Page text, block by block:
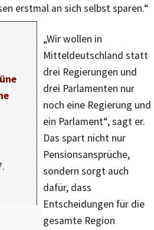
erstmal an sich selbst sparen.“
„Wir wollen in
Mitteldeutschland statt
drei Regierungen und
drei Parlamenten nur
noch eine Regierung und
ein Parlament“, sagt er.
Das spart nicht nur
Pensionsansprüche,
sondern sorgt auch
dafür, dass
Entscheidungen für die
gesamte Region